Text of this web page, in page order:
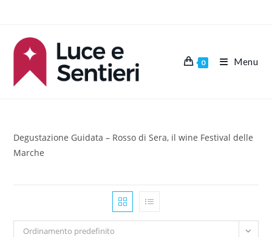
contenuto
0 Menu
Degustazione Guidata – Rosso di Sera, il wine Festival delle
Marche
Ordinamento predefinito